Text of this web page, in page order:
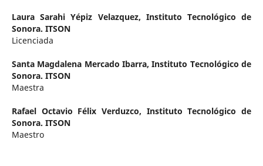
Laura Sarahi Yépiz Velazquez, Instituto Tecnológico de
Sonora. ITSON
Licenciada
Santa Magdalena Mercado Ibarra,Instituto Tecnológico de
Sonora. ITSON
Maestra
Rafael Octavio Félix Verduzco, Instituto Tecnológico de
Sonora. ITSON
Maestro